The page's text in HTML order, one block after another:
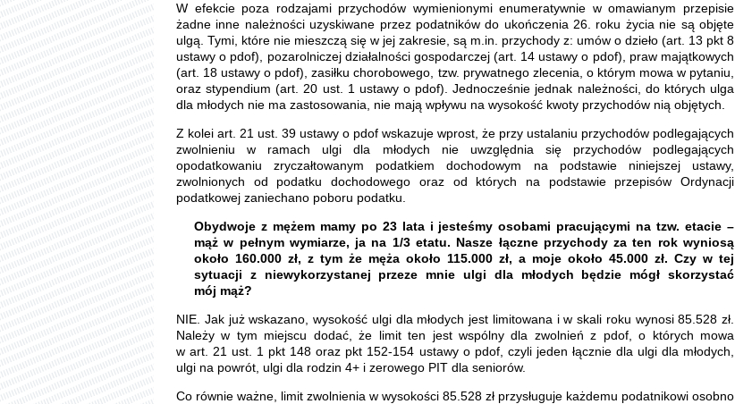
W efekcie poza rodzajami przychodów wymienionymi enumeratywnie w omawianym przepisie
żadne inne należności uzyskiwane przez podatników do ukończenia 26. roku życia nie są objęte
ulgą. Tymi, które nie mieszczą się w jej zakresie, są m.in. przychody z: umów o dzieło (art. 13 pkt 8
ustawy o pdof), pozarolniczej działalności gospodarczej (art. 14 ustawy o pdof), praw majątkowych
(art. 18 ustawy o pdof), zasiłku chorobowego, tzw. prywatnego zlecenia, o którym mowa w pytaniu,
oraz stypendium (art. 20 ust. 1 ustawy o pdof). Jednocześnie jednak należności, do których ulga
dla młodych nie ma zastosowania, nie mają wpływu na wysokość kwoty przychodów nią objętych.
Z kolei art. 21 ust. 39 ustawy o pdof wskazuje wprost, że przy ustalaniu przychodów podlegających
zwolnieniu w ramach ulgi dla młodych nie uwzględnia się przychodów podlegających
opodatkowaniu zryczałtowanym podatkiem dochodowym na podstawie niniejszej ustawy,
zwolnionych od podatku dochodowego oraz od których na podstawie przepisów Ordynacji
podatkowej zaniechano poboru podatku.
Obydwoje z mężem mamy po 23 lata i jesteśmy osobami pracującymi na tzw. etacie –
mąż w pełnym wymiarze, ja na 1/3 etatu. Nasze łączne przychody za ten rok wyniosą
około 160.000 zł, z tym że męża około 115.000 zł, a moje około 45.000 zł. Czy w tej
sytuacji z niewykorzystanej przeze mnie ulgi dla młodych będzie mógł skorzystać
mój mąż?
NIE. Jak już wskazano, wysokość ulgi dla młodych jest limitowana i w skali roku wynosi 85.528 zł.
Należy w tym miejscu dodać, że limit ten jest wspólny dla zwolnień z pdof, o których mowa
w art. 21 ust. 1 pkt 148 oraz pkt 152-154 ustawy o pdof, czyli jeden łącznie dla ulgi dla młodych,
ulgi na powrót, ulgi dla rodzin 4+ i zerowego PIT dla seniorów.
Co równie ważne, limit zwolnienia w wysokości 85.528 zł przysługuje każdemu podatnikowi osobno